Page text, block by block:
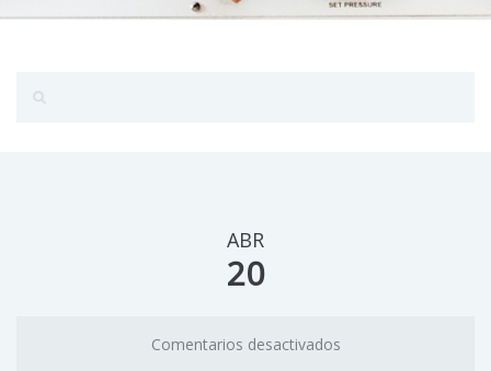
ABR
20
Comentarios desactivados